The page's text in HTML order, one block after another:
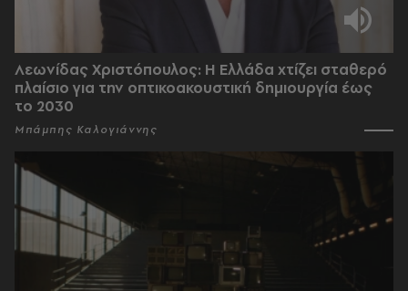
Λεωνίδας Χριστόπουλος: Η Ελλάδα χτίζει σταθερό
πλαίσιο για την οπτικοακουστική δημιουργία έως
το 2030
Μπάμπης Καλογιάννης